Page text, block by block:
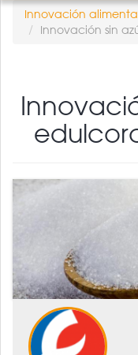
Innovación
Innovación sin